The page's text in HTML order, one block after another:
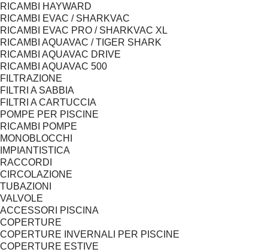
RICAMBI HAYWARD
RICAMBI EVAC / SHARKVAC
RICAMBI EVAC PRO / SHARKVAC XL
RICAMBI AQUAVAC / TIGER SHARK
RICAMBI AQUAVAC DRIVE
RICAMBI AQUAVAC 500
FILTRAZIONE
FILTRI A SABBIA
FILTRI A CARTUCCIA
POMPE PER PISCINE
RICAMBI POMPE
MONOBLOCCHI
IMPIANTISTICA
RACCORDI
CIRCOLAZIONE
TUBAZIONI
VALVOLE
ACCESSORI PISCINA
COPERTURE
COPERTURE INVERNALI PER PISCINE
COPERTURE ESTIVE